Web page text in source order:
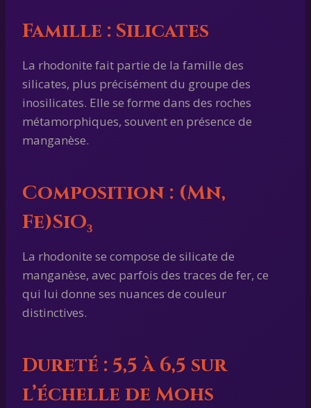
Famille : Silicates
La rhodonite fait partie de la famille des
silicates, plus précisément du groupe des
inosilicates. Elle se forme dans des roches
métamorphiques, souvent en présence de
manganèse.
Composition : (Mn,
Fe)SiO₃
La rhodonite se compose de silicate de
manganèse, avec parfois des traces de fer, ce
qui lui donne ses nuances de couleur
distinctives.
Dureté : 5,5 à 6,5 sur
l’échelle de Mohs